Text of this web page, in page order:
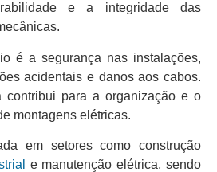
e a integridade das
é a segurança nas instalações,
acidentais e danos aos cabos.
contribui para a organização e o
montagens elétricas.
em setores como construção
e manutenção elétrica, sendo